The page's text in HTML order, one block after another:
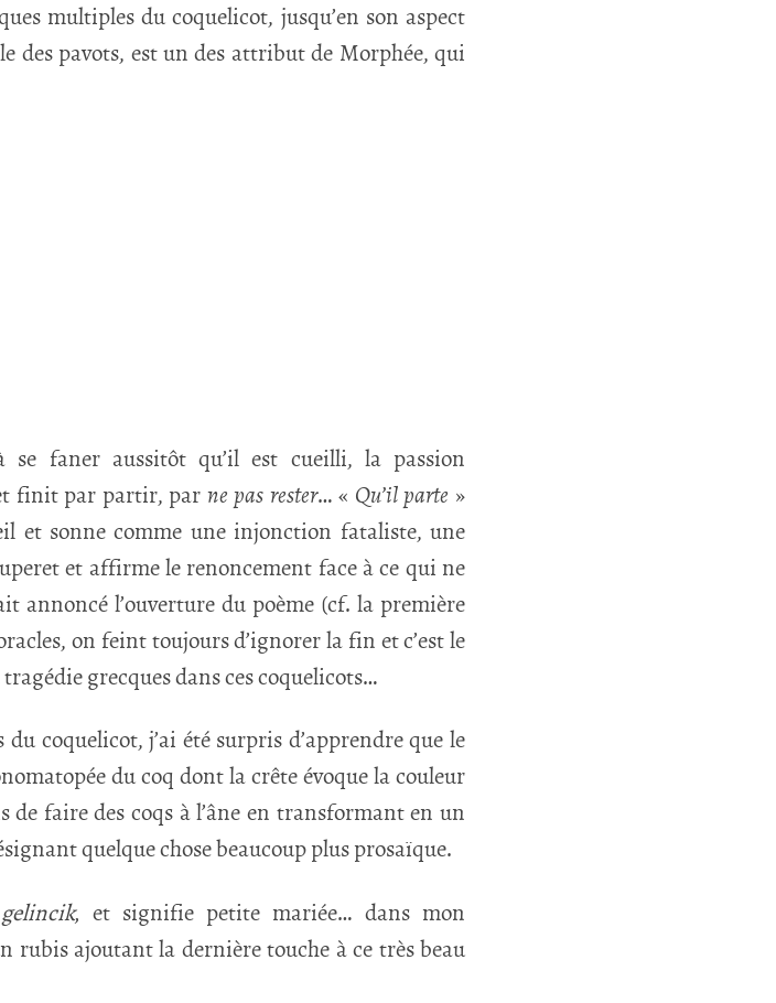
multiples du coquelicot, jusqu’en son aspect
des pavots, est un des attribut de Morphée, qui
se faner aussitôt qu’il est cueilli, la passion
finit par partir, par ne pas rester… « Qu’il parte »
et sonne comme une injonction fataliste, une
et affirme le renoncement face à ce qui ne
annoncé l’ouverture du poème (cf. la première
on feint toujours d’ignorer la fin et c’est le
grecques dans ces coquelicots…
coquelicot, j’ai été surpris d’apprendre que le
du coq dont la crête évoque la couleur
faire des coqs à l’âne en transformant en un
quelque chose beaucoup plus prosaïque.
gelincik, et signifie petite mariée… dans mon
rubis ajoutant la dernière touche à ce très beau